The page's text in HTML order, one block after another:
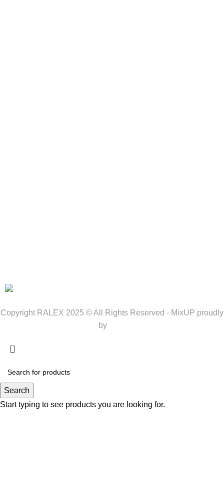
Copyright RALEX 2025 © All Rights Reserved - MixUP proudly
by
Search
Start typing to see products you are looking for.